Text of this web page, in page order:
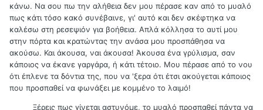
κάνω. Να σου πω την αλήθεια δεν μου πέρασε καν από το μυαλό
πως κάτι τόσο κακό συνέβαινε, γι' αυτό και δεν σκέφτηκα να
καλέσω στη ρεσεψιόν για βοήθεια. Απλά κόλλησα το αυτί μου
στην πόρτα και κρατώντας την ανάσα μου προσπάθησα να
ακούσω. Και άκουσα, ναι άκουσα! Άκουσα ένα γρύλισμα, σαν
κάποιος να έκανε γαργάρα, ή κάτι τέτοιο. Μου πέρασε από το νου
ότι έπλενε τα δόντια της, που να 'ξερα ότι έτσι ακούγεται κάποιος
που προσπαθεί να φωνάξει με κομμένο το λαιμό!
Ξέρεις πως γίνεται αστυνόμε, το μυαλό προσπαθεί πάντα να